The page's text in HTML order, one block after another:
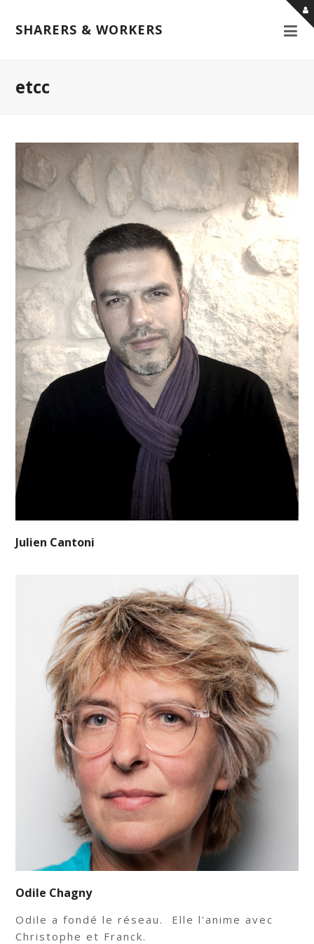
SHARERS & WORKERS
etcc
Julien Cantoni
Odile Chagny
Odile a fondé le réseau. Elle l'anime avec
Christophe et Franck.